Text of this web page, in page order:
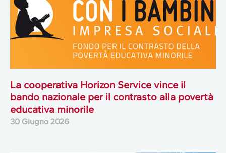
La cooperativa Horizon Service vince il
bando nazionale per il contrasto alla povertà
educativa minorile
30 Giugno 2026